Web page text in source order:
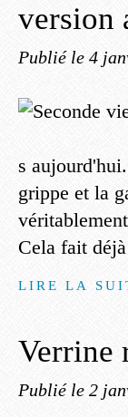
version
Publié le 4
s
grippe et la
Cela fait
LIRE LA
Verrine
Publié le 2